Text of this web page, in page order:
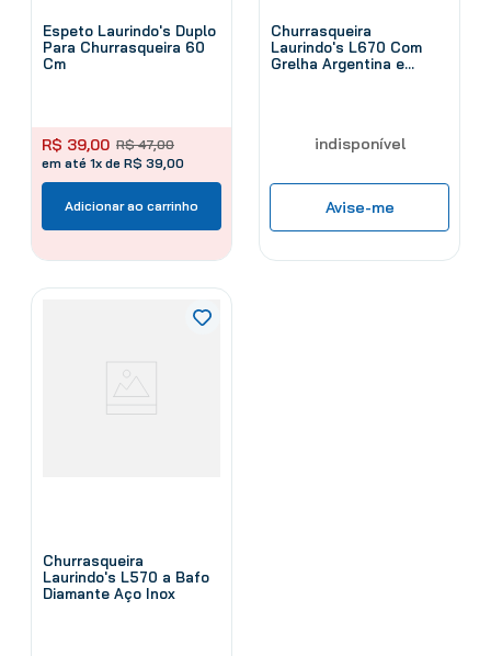
Espeto Laurindo's Duplo
Para Churrasqueira 60
Cm
R$ 47,00
R$ 39,00
em até 1x de R$ 39,00
Adicionar ao carrinho
Churrasqueira
Laurindo's L670 Com
Grelha Argentina e
indisponível
Avise-me
Churrasqueira
Laurindo's L570 a Bafo
Diamante Aço Inox